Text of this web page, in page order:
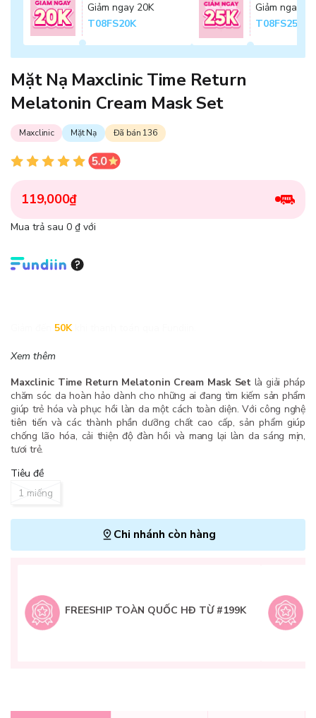
Giảm ngay 20K
T08FS20K
Giảm ngay
T08FS25K
Mặt Nạ Maxclinic Time Return
Melatonin Cream Mask Set
Maxclinic Mặt Nạ Đã bán 136
119,000₫
Mua trả sau 0 ₫ với
50K
Xem thêm
Maxclinic Time Return Melatonin Cream Mask Set là giải pháp
chăm sóc da hoàn hảo dành cho những ai đang tìm kiếm sản phẩm
giúp trẻ hóa và phục hồi làn da một cách toàn diện. Với công nghệ
tiên tiến và các thành phần dưỡng chất cao cấp, sản phẩm giúp
chống lão hóa, cải thiện độ đàn hồi và mang lại làn da sáng mịn,
tươi trẻ.
Tiêu đề
1 miếng
Chi nhánh còn hàng
FREESHIP TOÀN QUỐC HĐ TỪ #199K